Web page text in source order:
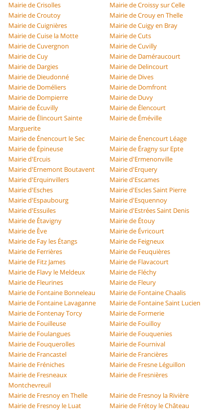
Mairie de Crisolles
Mairie de Croissy sur Celle
Mairie de Croutoy
Mairie de Crouy en Thelle
Mairie de Cuignières
Mairie de Cuigy en Bray
Mairie de Cuise la Motte
Mairie de Cuts
Mairie de Cuvergnon
Mairie de Cuvilly
Mairie de Cuy
Mairie de Daméraucourt
Mairie de Dargies
Mairie de Delincourt
Mairie de Dieudonné
Mairie de Dives
Mairie de Doméliers
Mairie de Domfront
Mairie de Dompierre
Mairie de Duvy
Mairie de Écuvilly
Mairie de Élencourt
Mairie de Élincourt Sainte
Marguerite
Mairie de Éméville
Mairie de Énencourt le Sec
Mairie de Énencourt Léage
Mairie de Épineuse
Mairie de Éragny sur Epte
Mairie d'Ercuis
Mairie d'Ermenonville
Mairie d'Ernemont Boutavent
Mairie d'Erquery
Mairie d'Erquinvillers
Mairie d'Escames
Mairie d'Esches
Mairie d'Escles Saint Pierre
Mairie d'Espaubourg
Mairie d'Esquennoy
Mairie d'Essuiles
Mairie d'Estrées Saint Denis
Mairie de Étavigny
Mairie de Étouy
Mairie de Ève
Mairie de Évricourt
Mairie de Fay les Étangs
Mairie de Feigneux
Mairie de Ferrières
Mairie de Feuquières
Mairie de Fitz James
Mairie de Flavacourt
Mairie de Flavy le Meldeux
Mairie de Fléchy
Mairie de Fleurines
Mairie de Fleury
Mairie de Fontaine Bonneleau
Mairie de Fontaine Chaalis
Mairie de Fontaine Lavaganne
Mairie de Fontaine Saint Lucien
Mairie de Fontenay Torcy
Mairie de Formerie
Mairie de Fouilleuse
Mairie de Fouilloy
Mairie de Foulangues
Mairie de Fouquenies
Mairie de Fouquerolles
Mairie de Fournival
Mairie de Francastel
Mairie de Francières
Mairie de Fréniches
Mairie de Fresne Léguillon
Mairie de Fresneaux
Montchevreuil
Mairie de Fresnières
Mairie de Fresnoy en Thelle
Mairie de Fresnoy la Rivière
Mairie de Fresnoy le Luat
Mairie de Frétoy le Château